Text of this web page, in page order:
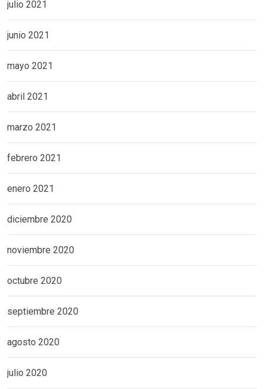
julio 2021
junio 2021
mayo 2021
abril 2021
marzo 2021
febrero 2021
enero 2021
diciembre 2020
noviembre 2020
octubre 2020
septiembre 2020
agosto 2020
julio 2020